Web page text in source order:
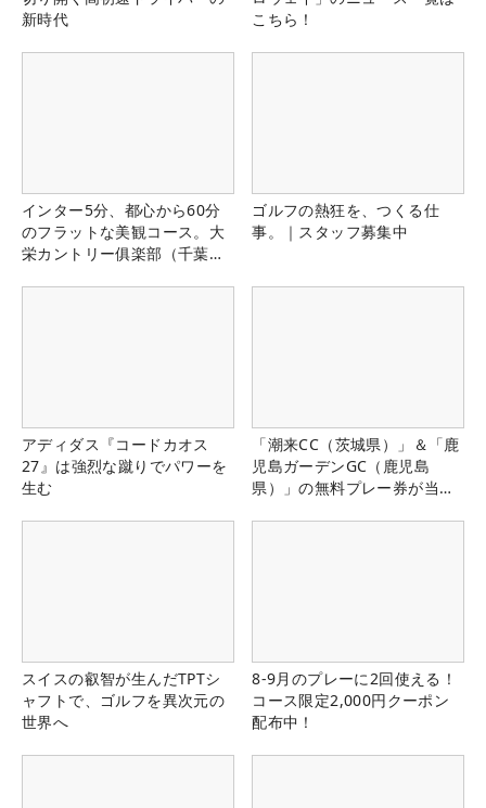
新時代
こちら！
インター5分、都心から60分
のフラットな美観コース。大
栄カントリー俱楽部（千葉
ゴルフの熱狂を、つくる仕
事。｜スタッフ募集中
アディダス『コードカオス
27』は強烈な蹴りでパワーを
生む
「潮来CC（茨城県）」＆「鹿
児島ガーデンGC（鹿児島
県）」の無料プレー券が当た
スイスの叡智が生んだTPTシ
ャフトで、ゴルフを異次元の
世界へ
8-9月のプレーに2回使える！
コース限定2,000円クーポン
配布中！